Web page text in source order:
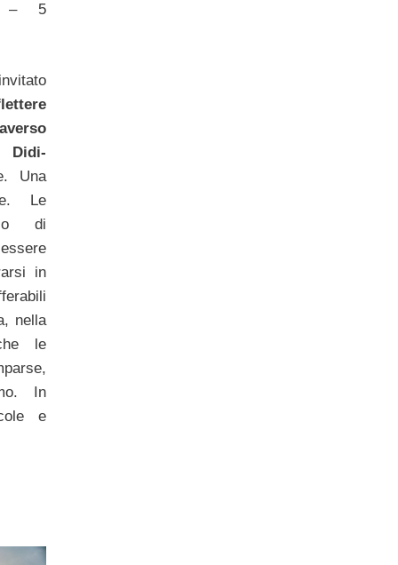
– 5
Una
Le
di
in
nella
le
In
e